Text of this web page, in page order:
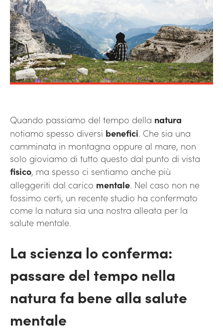
Quando passiamo del tempo della natura
notiamo spesso diversi benefici. Che sia una
camminata in montagna oppure al mare, non
solo gioviamo di tutto questo dal punto di vista
fisico, ma spesso ci sentiamo anche più
alleggeriti dal carico mentale. Nel caso non ne
fossimo certi, un recente studio ha confermato
come la natura sia una nostra alleata per la
salute mentale.
La scienza lo conferma:
passare del tempo nella
natura fa bene alla salute
mentale